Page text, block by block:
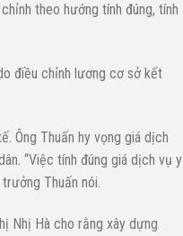
theo hướng tính đúng, tính
điều chỉnh lương cơ sở kết
Ông Thuấn hy vọng giá dịch
“Việc tính đúng giá dịch vụ y
Thuấn nói.
Nhị Hà cho rằng xây dựng